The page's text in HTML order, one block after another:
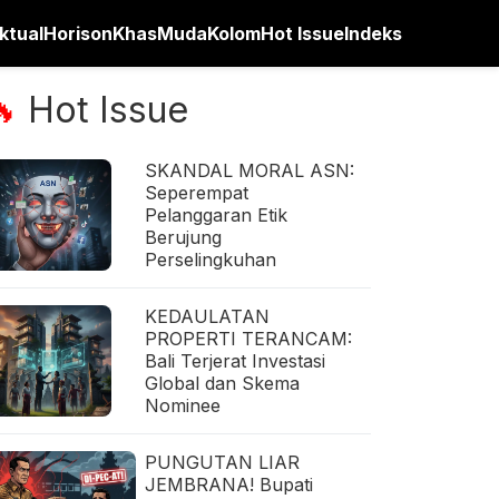
HorisonKhasMudaKolomHot IssueIndeks
Hot Issue
SKANDAL MORAL ASN:
Seperempat
Pelanggaran Etik
Berujung
Perselingkuhan
KEDAULATAN
PROPERTI TERANCAM:
Bali Terjerat Investasi
Global dan Skema
Nominee
PUNGUTAN LIAR
JEMBRANA! Bupati